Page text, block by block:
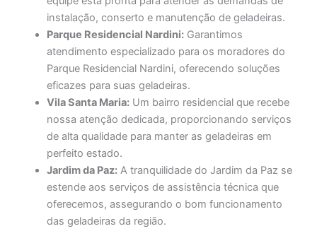
instalação, conserto e manutenção de geladeiras.
Parque Residencial Nardini: Garantimos
atendimento especializado para os moradores do
Parque Residencial Nardini, oferecendo soluções
eficazes para suas geladeiras.
Vila Santa Maria: Um bairro residencial que recebe
nossa atenção dedicada, proporcionando serviços
de alta qualidade para manter as geladeiras em
perfeito estado.
Jardim da Paz: A tranquilidade do Jardim da Paz se
estende aos serviços de assistência técnica que
oferecemos, assegurando o bom funcionamento
das geladeiras da região.